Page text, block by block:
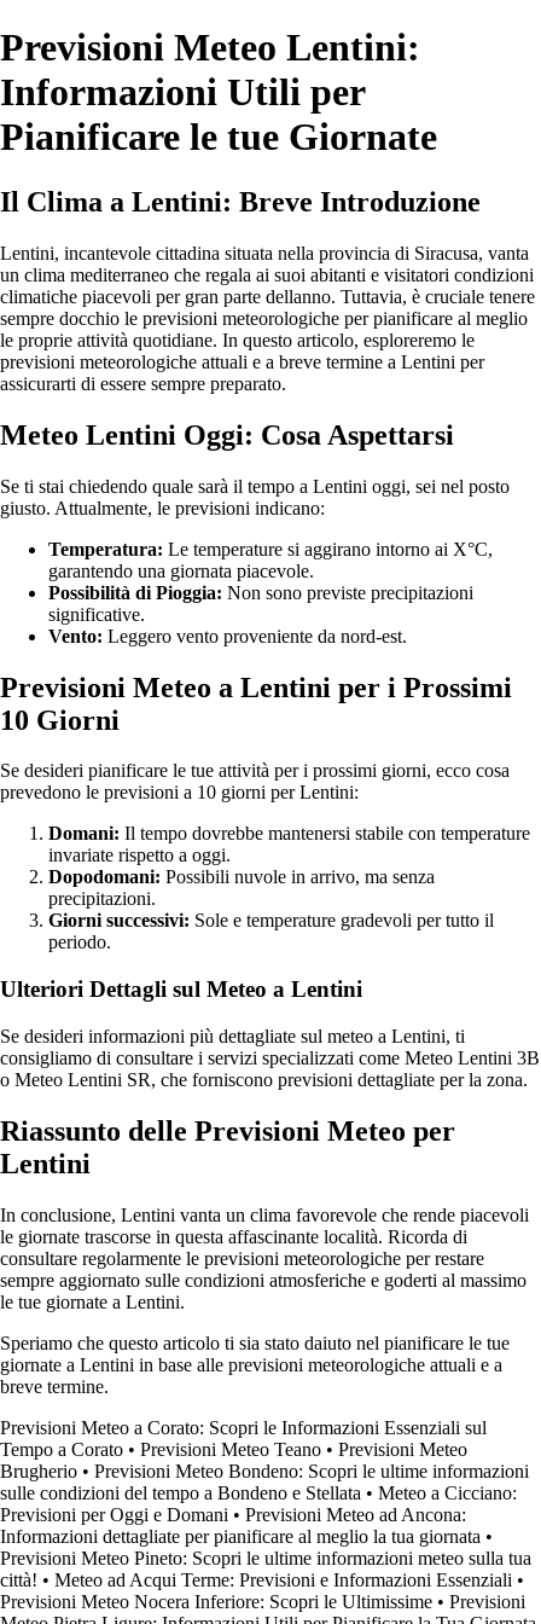
Previsioni Meteo Lentini:
Informazioni Utili per
Pianificare le tue Giornate
Il Clima a Lentini: Breve Introduzione
Lentini, incantevole cittadina situata nella provincia di Siracusa, vanta
un clima mediterraneo che regala ai suoi abitanti e visitatori condizioni
climatiche piacevoli per gran parte dellanno. Tuttavia, è cruciale tenere
sempre docchio le previsioni meteorologiche per pianificare al meglio
le proprie attività quotidiane. In questo articolo, esploreremo le
previsioni meteorologiche attuali e a breve termine a Lentini per
assicurarti di essere sempre preparato.
Meteo Lentini Oggi: Cosa Aspettarsi
Se ti stai chiedendo quale sarà il tempo a Lentini oggi, sei nel posto
giusto. Attualmente, le previsioni indicano:
Temperatura: Le temperature si aggirano intorno ai X°C,
garantendo una giornata piacevole.
Possibilità di Pioggia: Non sono previste precipitazioni
significative.
Vento: Leggero vento proveniente da nord-est.
Previsioni Meteo a Lentini per i Prossimi
10 Giorni
Se desideri pianificare le tue attività per i prossimi giorni, ecco cosa
prevedono le previsioni a 10 giorni per Lentini:
Domani: Il tempo dovrebbe mantenersi stabile con temperature
invariate rispetto a oggi.
Dopodomani: Possibili nuvole in arrivo, ma senza
precipitazioni.
Giorni successivi: Sole e temperature gradevoli per tutto il
periodo.
Ulteriori Dettagli sul Meteo a Lentini
Se desideri informazioni più dettagliate sul meteo a Lentini, ti
consigliamo di consultare i servizi specializzati come Meteo Lentini 3B
o Meteo Lentini SR, che forniscono previsioni dettagliate per la zona.
Riassunto delle Previsioni Meteo per
Lentini
In conclusione, Lentini vanta un clima favorevole che rende piacevoli
le giornate trascorse in questa affascinante località. Ricorda di
consultare regolarmente le previsioni meteorologiche per restare
sempre aggiornato sulle condizioni atmosferiche e goderti al massimo
le tue giornate a Lentini.
Speriamo che questo articolo ti sia stato daiuto nel pianificare le tue
giornate a Lentini in base alle previsioni meteorologiche attuali e a
breve termine.
Previsioni Meteo a Corato: Scopri le Informazioni Essenziali sul
Tempo a Corato • Previsioni Meteo Teano • Previsioni Meteo
Brugherio • Previsioni Meteo Bondeno: Scopri le ultime informazioni
sulle condizioni del tempo a Bondeno e Stellata • Meteo a Cicciano:
Previsioni per Oggi e Domani • Previsioni Meteo ad Ancona:
Informazioni dettagliate per pianificare al meglio la tua giornata •
Previsioni Meteo Pineto: Scopri le ultime informazioni meteo sulla tua
città! • Meteo ad Acqui Terme: Previsioni e Informazioni Essenziali •
Previsioni Meteo Nocera Inferiore: Scopri le Ultimissime • Previsioni